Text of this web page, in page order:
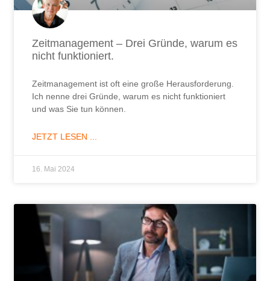
Zeitmanagement – Drei Gründe, warum es
nicht funktioniert.
Zeitmanagement ist oft eine große Herausforderung.
Ich nenne drei Gründe, warum es nicht funktioniert
und was Sie tun können.
JETZT LESEN ...
16. Mai 2024